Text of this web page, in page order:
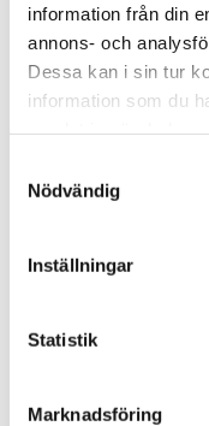
information från din
annons- och
Dessa kan i sin tur
information som du
Nödvändig
Inställningar
Statistik
Marknadsföring
st
Finns i lager
Beskrivning
Om varumärket
Filer